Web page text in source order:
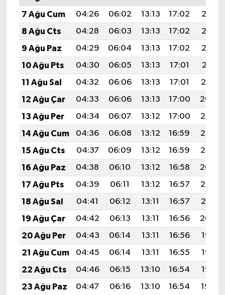
7 Ağu Cum
04:26 06:02 13:13 17:02
20:15
8 Ağu Cts
04:28 06:03 13:13 17:02
20:13
9 Ağu Paz
04:29 06:04 13:13 17:02
20:12
10 Ağu Pts
04:30 06:05 13:13 17:01
20:11
11 Ağu Sal
04:32 06:06 13:13 17:01
20:10
12 Ağu Çar
04:33 06:06 13:13 17:00
20:09
13 Ağu Per
04:34 06:07 13:12 17:00
20:07
14 Ağu Cum
04:36 06:08 13:12 16:59
20:06
15 Ağu Cts
04:37 06:09 13:12 16:59
20:05
16 Ağu Paz
04:38 06:10 13:12 16:58
20:04
17 Ağu Pts
04:39 06:11 13:12 16:57
20:02
18 Ağu Sal
04:41 06:12 13:11 16:57
20:01
19 Ağu Çar
04:42 06:13 13:11 16:56
20:00
20 Ağu Per
04:43 06:14 13:11 16:56
19:58
21 Ağu Cum
04:45 06:14 13:11 16:55
19:57
22 Ağu Cts
04:46 06:15 13:10 16:54
19:56
23 Ağu Paz
04:47 06:16 13:10 16:54
19:54